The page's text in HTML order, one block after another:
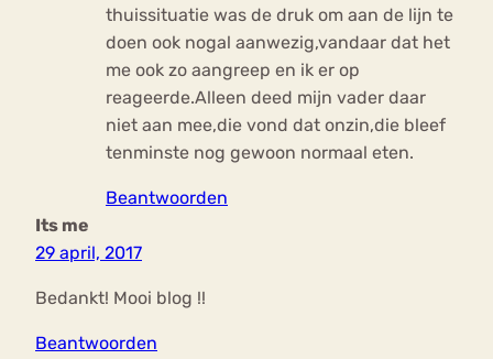
thuissituatie was de druk om aan de lijn te
doen ook nogal aanwezig,vandaar dat het
me ook zo aangreep en ik er op
reageerde.Alleen deed mijn vader daar
niet aan mee,die vond dat onzin,die bleef
tenminste nog gewoon normaal eten.
Beantwoorden
Its me
29 april, 2017
Bedankt! Mooi blog !!
Beantwoorden